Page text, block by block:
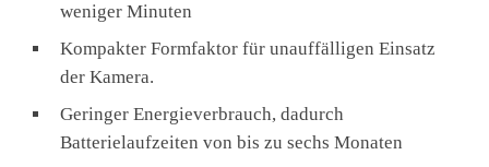
weniger Minuten
Kompakter Formfaktor für unauffälligen Einsatz
der Kamera.
Geringer Energieverbrauch, dadurch
Batterielaufzeiten von bis zu sechs Monaten